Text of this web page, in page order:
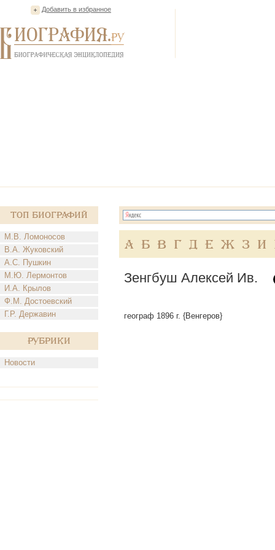
Добавить в избранное
Топ Биографий
М.В. Ломоносов
В.А. Жуковский
А.С. Пушкин
М.Ю. Лермонтов
И.А. Крылов
Ф.М. Достоевский
Г.Р. Державин
Рубрики
Новости
А Б В Г Д Е Ж З И
Зенгбуш Алексей Ив.
географ 1896 г. {Венгеров}